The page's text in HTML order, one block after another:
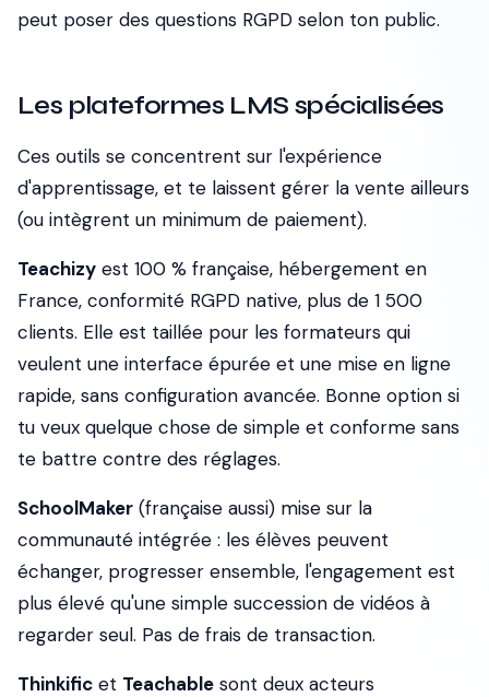
peut poser des questions RGPD selon ton public.
Les plateformes LMS spécialisées
Ces outils se concentrent sur l'expérience
d'apprentissage, et te laissent gérer la vente ailleurs
(ou intègrent un minimum de paiement).
Teachizy est 100 % française, hébergement en
France, conformité RGPD native, plus de 1 500
clients. Elle est taillée pour les formateurs qui
veulent une interface épurée et une mise en ligne
rapide, sans configuration avancée. Bonne option si
tu veux quelque chose de simple et conforme sans
te battre contre des réglages.
SchoolMaker (française aussi) mise sur la
communauté intégrée : les élèves peuvent
échanger, progresser ensemble, l'engagement est
plus élevé qu'une simple succession de vidéos à
regarder seul. Pas de frais de transaction.
Thinkific et Teachable sont deux acteurs